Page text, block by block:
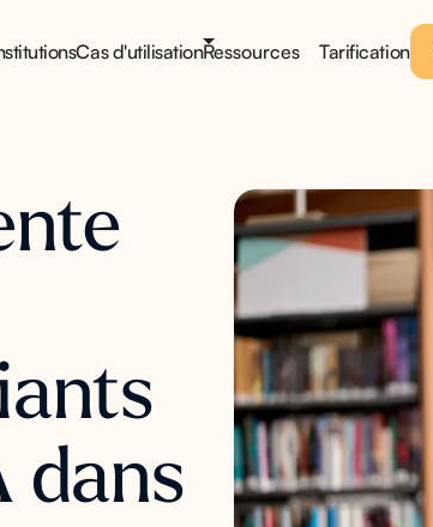
Cas d'utilisationRessources Tarification
dans